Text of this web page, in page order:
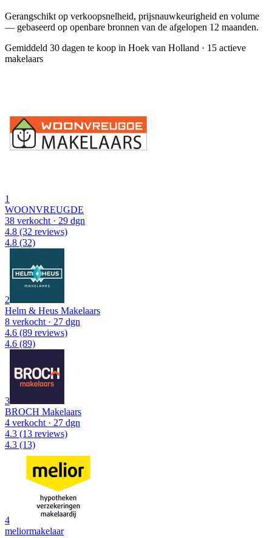
Gerangschikt op verkoopsnelheid, prijsnauwkeurigheid en volume
— gebaseerd op openbare bronnen van de afgelopen 12 maanden.
Gemiddeld 30 dagen te koop in Hoek van Holland · 15 actieve
makelaars
1
WOONVREUGDE
38 verkocht · 29 dgn
4.8 (32 reviews)
4.8 (32)
2
Helm & Heus Makelaars
8 verkocht · 27 dgn
4.6 (89 reviews)
4.6 (89)
3
BROCH Makelaars
4 verkocht · 27 dgn
4.3 (13 reviews)
4.3 (13)
4
meliormakelaar